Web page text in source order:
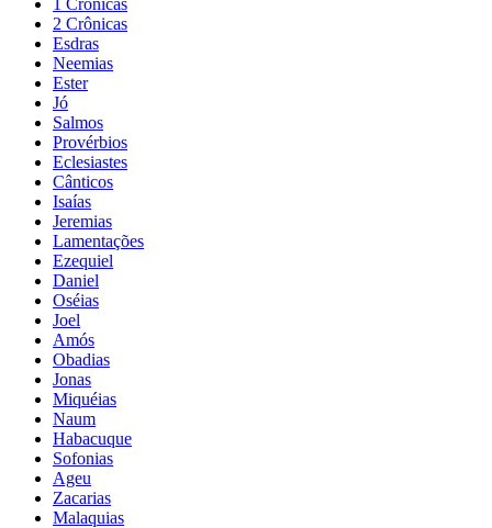
2 Crônicas
Esdras
Neemias
Ester
Jó
Salmos
Provérbios
Eclesiastes
Cânticos
Isaías
Jeremias
Lamentações
Ezequiel
Daniel
Oséias
Joel
Amós
Obadias
Jonas
Miquéias
Naum
Habacuque
Sofonias
Ageu
Zacarias
Malaquias